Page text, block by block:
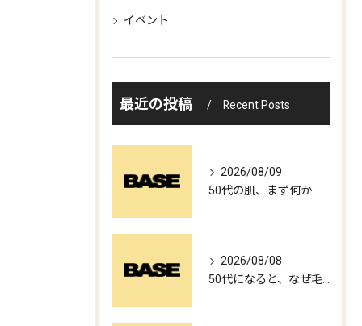
イベント
最近の投稿 Recent Posts
2026/08/09
50代の肌、まず何から見直したらいい？
2026/08/08
50代になると、なぜ毛穴が目立つの？